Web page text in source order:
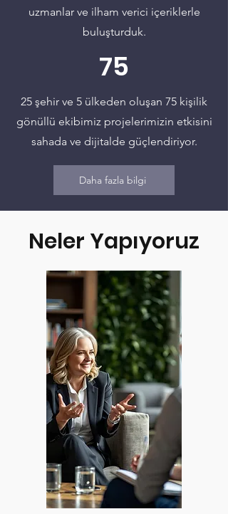
uzmanlar ve ilham verici içeriklerle
buluşturduk.
75
25 şehir ve 5 ülkeden oluşan 75 kişilik
gönüllü ekibimiz projelerimizin etkisini
sahada ve dijitalde güçlendiriyor.
Daha fazla bilgi
Neler Yapıyoruz